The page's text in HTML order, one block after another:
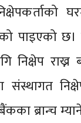
पाइएको
निक्षेप राख्न
संस्थागत
ब्रान्च